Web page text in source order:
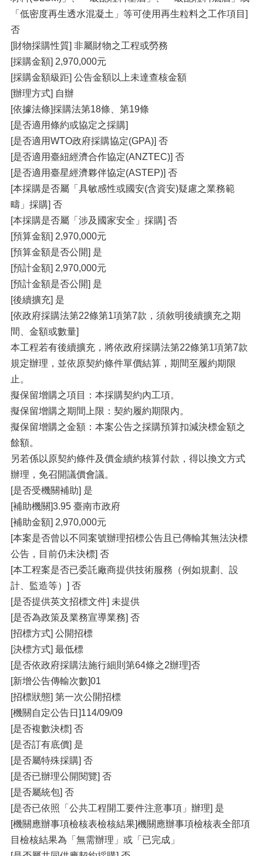
「低密度再生透水混凝土」等可使用再生粒料之工作項目]
否
[財物採購性質] 非屬財物之工程或勞務
[採購金額] 2,970,000元
[採購金額級距] 公告金額以上未達查核金額
[辦理方式] 自辦
[依據法條]採購法第18條、第19條
[是否適用條約或協定之採購]
[是否適用WTO政府採購協定(GPA)] 否
[是否適用臺紐經濟合作協定(ANZTEC)] 否
[是否適用臺星經濟夥伴協定(ASTEP)] 否
[本採購是否屬「具敏感性或國安(含資安)疑慮之業務範
疇」採購] 否
[本採購是否屬「涉及國家安全」採購] 否
[預算金額] 2,970,000元
[預算金額是否公開] 是
[預計金額] 2,970,000元
[預計金額是否公開] 是
[後續擴充] 是
[依政府採購法第22條第1項第7款，須敘明後續擴充之期
間、金額或數量]
本工程若有後續擴充，將依政府採購法第22條第1項第7款
規定辦理，並依原契約條件單價結算，期間至履約期限
止。
擬保留增購之項目：本採購契約內工項。
擬保留增購之期間上限：契約履約期限內。
擬保留增購之金額：本案公告之採購預算扣減決標金額之
餘額。
另若係以原契約條件及價金續約核算付款，得以換文方式
辦理，免召開議價會議。
[是否受機關補助] 是
[補助機關]3.95 臺南市政府
[補助金額] 2,970,000元
[本案是否曾以不同案號辦理招標公告且已傳輸其無法決標
公告，目前仍未決標] 否
[本工程案是否已委託廠商提供技術服務（例如規劃、設
計、監造等）] 否
[是否提供英文招標文件] 未提供
[是否為政策及業務宣導業務] 否
[招標方式] 公開招標
[決標方式] 最低標
[是否依政府採購法施行細則第64條之2辦理]否
[新增公告傳輸次數]01
[招標狀態] 第一次公開招標
[機關自定公告日]114/09/09
[是否複數決標] 否
[是否訂有底價] 是
[是否屬特殊採購] 否
[是否已辦理公開閱覽] 否
[是否屬統包] 否
[是否已依照「公共工程開工要件注意事項」辦理] 是
[機關應辦事項檢核表檢核結果]機關應辦事項檢核表全部項
目檢核結果為「無需辦理」或「已完成」